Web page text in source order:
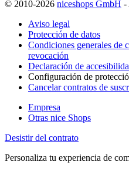
© 2010-2026 niceshops GmbH -
Aviso legal
Protección de datos
Condiciones generales de
revocación
Declaración de
Configuración de
Cancelar contratos de
Empresa
Otras nice Shops
Desistir del contrato
Personaliza tu experiencia de